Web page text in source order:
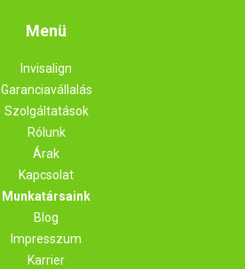
Menü
Invisalign
Garanciavállalás
Szolgáltatások
Rólunk
Árak
Kapcsolat
Munkatársaink
Blog
Impresszum
Karrier